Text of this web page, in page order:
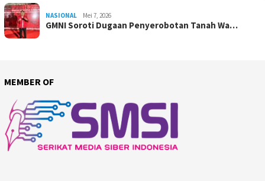
NASIONAL Mei 7, 2026
GMNI Soroti Dugaan Penyerobotan Tanah Wa…
MEMBER OF